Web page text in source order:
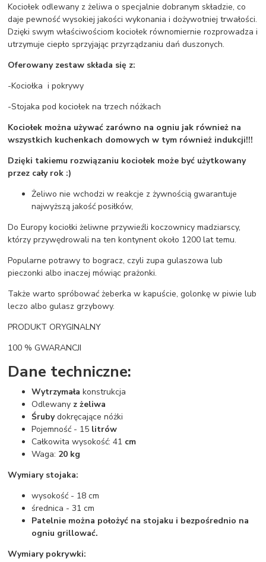
Kociołek odlewany z żeliwa o specjalnie dobranym składzie, co
daje pewność wysokiej jakości wykonania i dożywotniej trwałości.
Dzięki swym właściwościom kociołek równomiernie rozprowadza i
utrzymuje ciepło sprzyjając przyrządzaniu dań duszonych.
Oferowany zestaw składa się z:
-Kociołka i pokrywy
-Stojaka pod kociołek na trzech nóżkach
Kociołek można używać zarówno na ogniu jak również na
wszystkich kuchenkach domowych w tym również indukcji!!!
Dzięki takiemu rozwiązaniu kociołek może być użytkowany
przez cały rok :)
Żeliwo nie wchodzi w reakcje z żywnością gwarantuje
najwyższą jakość posiłków,
Do Europy kociołki żeliwne przywieźli koczownicy madziarscy,
którzy przywędrowali na ten kontynent około 1200 lat temu.
Popularne potrawy to bogracz, czyli zupa gulaszowa lub
pieczonki albo inaczej mówiąc prażonki.
Także warto spróbować żeberka w kapuście, golonkę w piwie lub
leczo albo gulasz grzybowy.
PRODUKT ORYGINALNY
100 % GWARANCJI
Dane techniczne:
Wytrzymała konstrukcja
Odlewany z żeliwa
Śrubydokręcające nóżki
Pojemność - 15 litrów
Całkowita wysokość: 41 cm
Waga: 20 kg
Wymiary stojaka:
wysokość - 18 cm
średnica - 31 cm
Patelnie można położyć na stojaku i bezpośrednio na
ogniu grillować.
Wymiary pokrywki: